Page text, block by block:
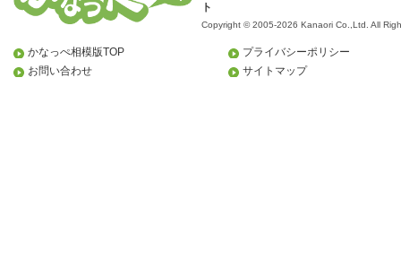
ト
Copyright © 2005-2026 Kanaori Co.,Ltd. All
かなっぺ相模版TOP
お問い合わせ
プライバシーポリシー
サイトマップ